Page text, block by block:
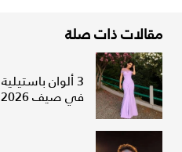
مقالات ذات صلة
3 ألوان
في صيف 2026